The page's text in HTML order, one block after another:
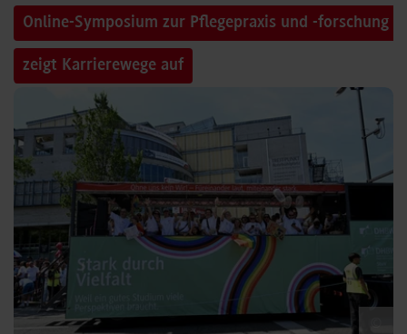
Online-Symposium zur Pflegepraxis und -forschung
zeigt Karrierewege auf